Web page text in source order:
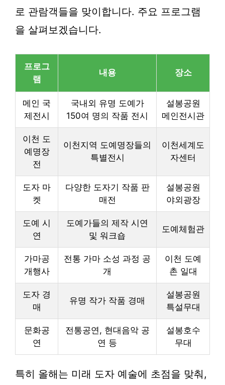
로 관람객들을 맞이합니다. 주요 프로그램
을 살펴보겠습니다.
프로그
램
내용 장소
메인 국
제전시
국내외 유명 도예가
150여 명의 작품 전시
설봉공원
메인전시관
이천 도
예명장
전
이천지역 도예명장들의
특별전시
이천세계도
자센터
도자 마
켓
다양한 도자기 작품 판
매전
설봉공원
야외광장
도예 시
연
도예가들의 제작 시연
및 워크숍
도예체험관
가마공
개행사
전통 가마 소성 과정 공
개
이천 도예
촌 일대
도자 경
매
유명 작가 작품 경매
설봉공원
특설무대
문화공
연
전통공연, 현대음악 공
연 등
설봉호수
무대
특히 올해는 미래 도자 예술에 초점을 맞춰,